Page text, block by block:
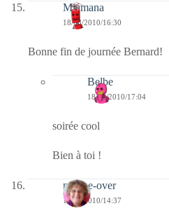
Miamana
18/08/2010/16:30
Bonne fin de journée Bernard!
Belbe
18/08/2010/17:04
soirée cool
Bien à toi !
marine-over
18/08/2010/14:37